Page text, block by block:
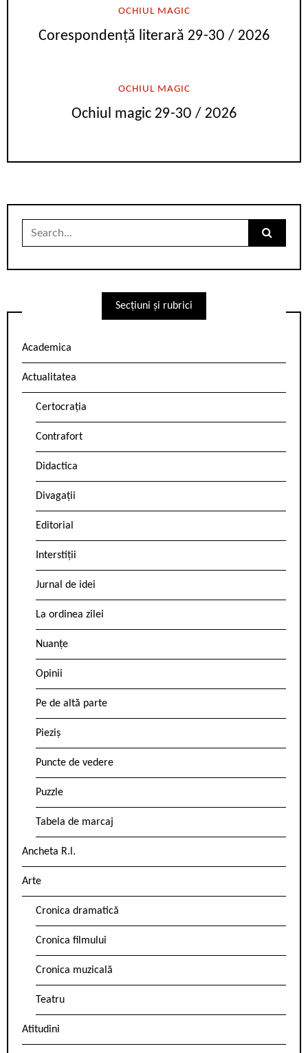
OCHIUL MAGIC
Corespondență literară 29-30 / 2026
OCHIUL MAGIC
Ochiul magic 29-30 / 2026
Search
Secțiuni și rubrici
Academica
Actualitatea
Certocrația
Contrafort
Didactica
Divagații
Editorial
Interstiții
Jurnal de idei
La ordinea zilei
Nuanțe
Opinii
Pe de altă parte
Pieziș
Puncte de vedere
Puzzle
Tabela de marcaj
Ancheta R.l.
Arte
Cronica dramatică
Cronica filmului
Cronica muzicală
Teatru
Atitudini